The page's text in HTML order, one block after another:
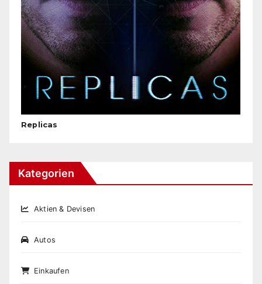
Replicas
Kategorien
Aktien & Devisen
Autos
Einkaufen